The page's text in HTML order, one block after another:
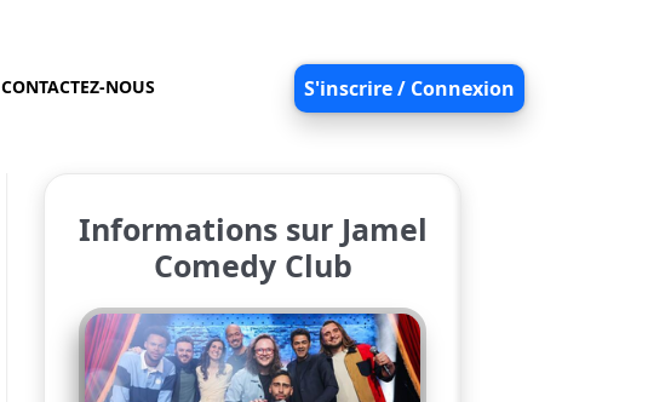
CONTACTEZ-NOUS S'inscrire / Connexion
Informations sur Jamel
Comedy Club